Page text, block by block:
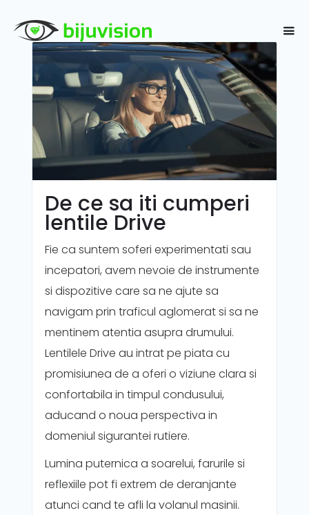
De ce sa iti cumperi
lentile Drive
Fie ca suntem soferi experimentati sau
incepatori, avem nevoie de instrumente
si dispozitive care sa ne ajute sa
navigam prin traficul aglomerat si sa ne
mentinem atentia asupra drumului.
Lentilele Drive au intrat pe piata cu
promisiunea de a oferi o viziune clara si
confortabila in timpul condusului,
aducand o noua perspectiva in
domeniul sigurantei rutiere.
Lumina puternica a soarelui, farurile si
reflexiile pot fi extrem de deranjante
atunci cand te afli la volanul masinii.